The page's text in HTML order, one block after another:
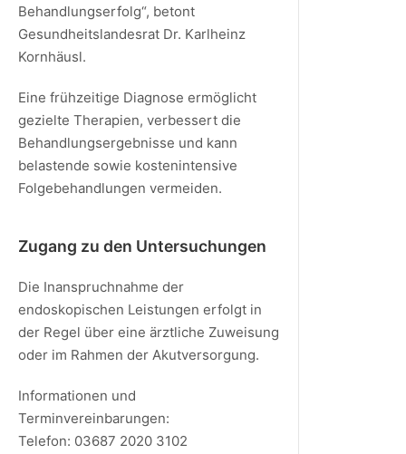
Behandlungserfolg“, betont
Gesundheitslandesrat Dr. Karlheinz
Kornhäusl.
Eine frühzeitige Diagnose ermöglicht
gezielte Therapien, verbessert die
Behandlungsergebnisse und kann
belastende sowie kostenintensive
Folgebehandlungen vermeiden.
Zugang zu den Untersuchungen
Die Inanspruchnahme der
endoskopischen Leistungen erfolgt in
der Regel über eine ärztliche Zuweisung
oder im Rahmen der Akutversorgung.
Informationen und
Terminvereinbarungen:
Telefon: 03687 2020 3102